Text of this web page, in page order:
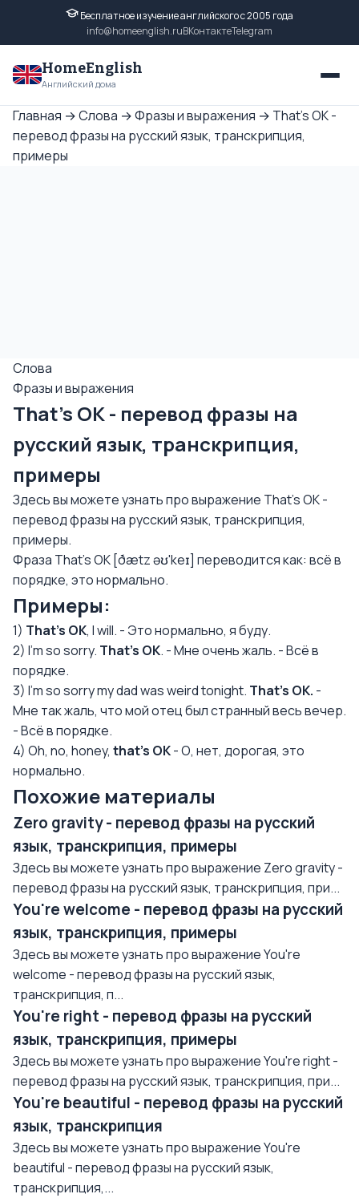
Бесплатное изучение английского с 2005 года
info@homeenglish.ruВКонтактеTelegram
HomeEnglish
Английский дома
Главная →Слова →Фразы и выражения → That's OK -
перевод фразы на русский язык, транскрипция,
примеры
Слова
Фразы и выражения
That's OK - перевод фразы на
русский язык, транскрипция,
примеры
Здесь вы можете узнать про выражение That's OK -
перевод фразы на русский язык, транскрипция,
примеры.
Фраза That's OK [ðætz əʊ'keɪ] переводится как: всё в
порядке, это нормально.
Примеры:
1) That's OK, I will. - Это нормально, я буду.
2) I'm so sorry. That's OK. - Мне очень жаль. - Всё в
порядке.
3) I'm so sorry my dad was weird tonight. That's OK. -
Мне так жаль, что мой отец был странный весь вечер.
- Всё в порядке.
4) Oh, no, honey, that's OK- О, нет, дорогая, это
нормально.
Похожие материалы
Zero gravity - перевод фразы на русский
язык, транскрипция, примеры
Здесь вы можете узнать про выражение Zero gravity -
перевод фразы на русский язык, транскрипция, при...
You're welcome - перевод фразы на русский
язык, транскрипция, примеры
Здесь вы можете узнать про выражение You're
welcome - перевод фразы на русский язык,
транскрипция, п...
You're right - перевод фразы на русский
язык, транскрипция, примеры
Здесь вы можете узнать про выражение You're right -
перевод фразы на русский язык, транскрипция, при...
You're beautiful - перевод фразы на русский
язык, транскрипция
Здесь вы можете узнать про выражение You're
beautiful - перевод фразы на русский язык,
транскрипция,...